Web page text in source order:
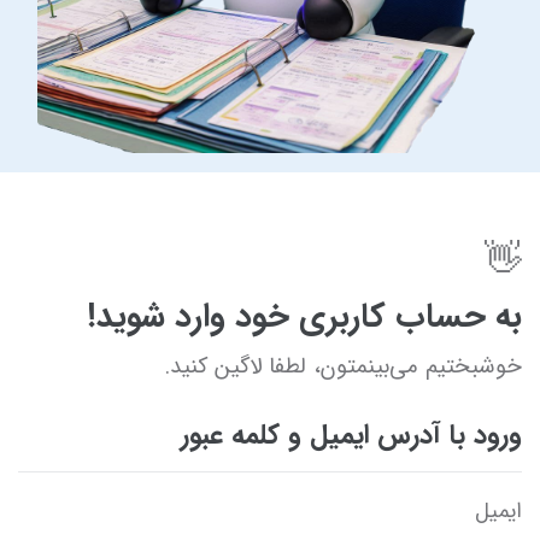
👋
به حساب کاربری خود وارد شوید!
خوشبختیم می‌بینمتون، لطفا لاگین کنید.
ورود با آدرس ایمیل و کلمه عبور
ایمیل